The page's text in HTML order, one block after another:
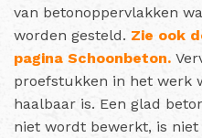
van betonoppervlakken
worden gesteld. Zie ook
pagina Schoonbeton.
proefstukken in het werk
haalbaar is. Een glad
niet wordt bewerkt, is niet